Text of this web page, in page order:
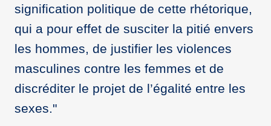
signification politique de cette rhétorique,
qui a pour effet de susciter la pitié envers
les hommes, de justifier les violences
masculines contre les femmes et de
discréditer le projet de l’égalité entre les
sexes."